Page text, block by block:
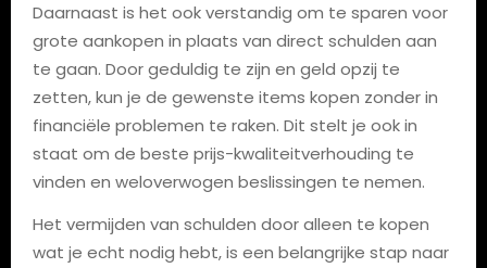
Daarnaast is het ook verstandig om te sparen voor
grote aankopen in plaats van direct schulden aan
te gaan. Door geduldig te zijn en geld opzij te
zetten, kun je de gewenste items kopen zonder in
financiële problemen te raken. Dit stelt je ook in
staat om de beste prijs-kwaliteitverhouding te
vinden en weloverwogen beslissingen te nemen.
Het vermijden van schulden door alleen te kopen
wat je echt nodig hebt, is een belangrijke stap naar